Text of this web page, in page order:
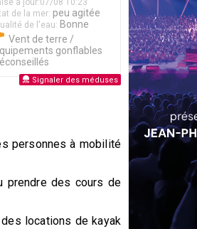
à jour:07/08 10:23
de la mer: peu agitée
de l'eau: Bonne
Vent de terre /
gonflables
Signaler des méduses
personnes à mobilité
prendre des cours de
locations de kayak